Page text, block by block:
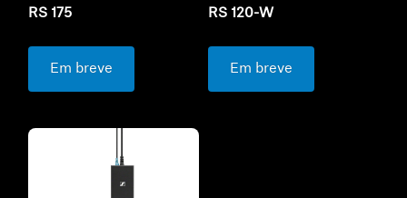
RS 175
Em breve
RS 120-W
Em breve